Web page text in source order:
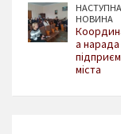
НАСТУПНА
НОВИНА
а нарада
міста